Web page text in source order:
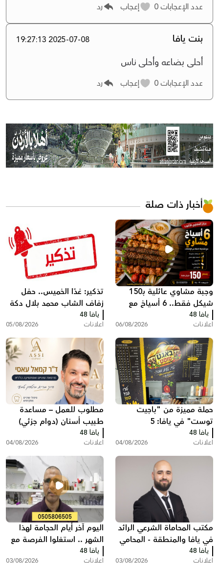
عدد الإعجابات إعجاب رد
بنت يافا 2025-07-08 19:27:13
أحلى بضاعه وأحلى ناس
عدد الإعجابات إعجاب رد
أخبار ذات صلة
وجبة مشاوي عائلية بـ150
شيكل فقط.. 6 أسياخ مع
كامل الإضافات في مطعم
أبو حلوة بيافا
يافا 48
اعلانات 06/08/2026
تذكير: غدًا الخميس.. حفل
زفاف الشاب محمد بلال دكة
يافا 48
اعلانات 05/08/2026
حملة مميزة من "باجيت
توست" في يافا: 5
ساندويشات باجيت مع
شيبس وكولا بـ200 شيكل
يافا 48
اعلانات 04/08/2026
مطلوب للعمل – مساعدة
طبيب أسنان (دوام جزئي)
يافا 48
اعلانات 04/08/2026
مكتب المحاماة الشرعي الرائد
في يافا والمنطقة - المحامي
عبد الفتاح محمد زبدة
يافا 48
اعلانات 03/08/2026
اليوم آخر أيام الحجامة لهذا
الشهر .. استغلوا الفرصة مع
مركز سريس
يافا 48
اعلانات 03/08/2026